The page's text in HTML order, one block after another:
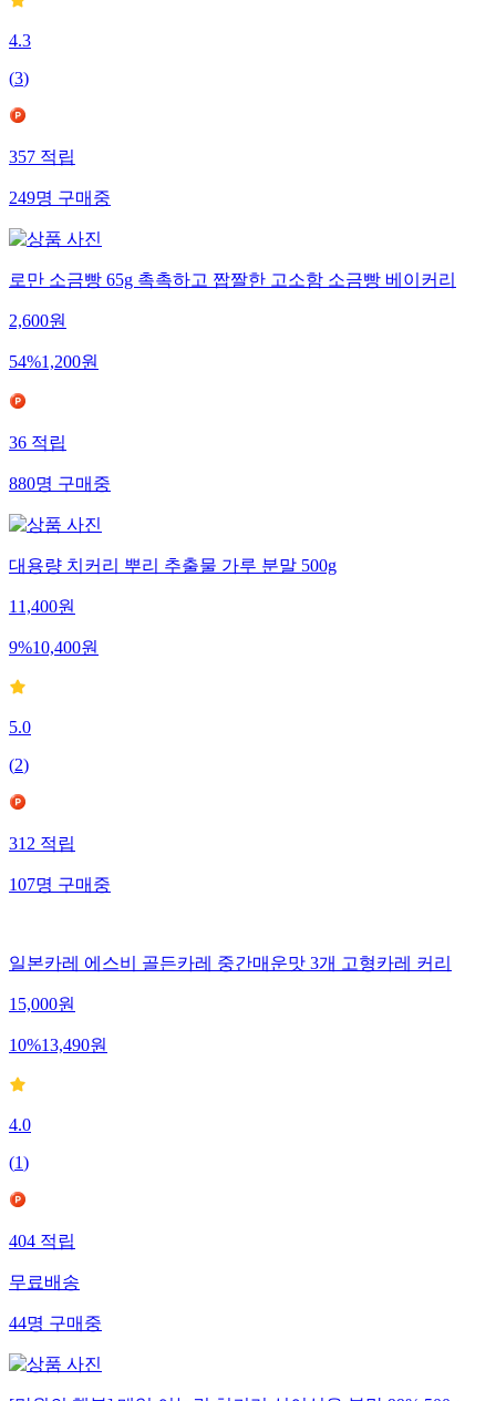
4.3
(3)
357적립
249명구매중
로만 소금빵 65g 촉촉하고 짭짤한 고소함 소금빵 베이커리
2,600원
54%1,200원
36적립
880명구매중
대용량 치커리 뿌리 추출물 가루 분말 500g
11,400원
9%10,400원
5.0
(2)
312적립
107명구매중
일본카레 에스비 골든카레 중간매운맛 3개 고형카레 커리
15,000원
10%13,490원
4.0
(1)
404적립
무료배송
44명구매중